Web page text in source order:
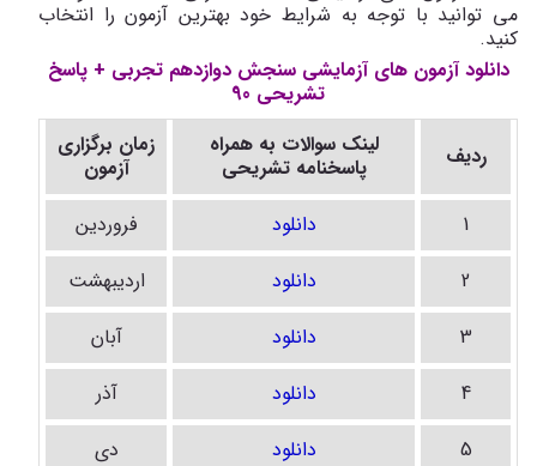
می توانید با توجه به شرایط خود بهترین آزمون را انتخاب
کنید.
دانلود آزمون های آزمایشی سنجش دوازدهم تجربی + پاسخ
تشریحی 90
ردیف
لینک سوالات به همراه
پاسخنامه تشریحی
زمان برگزاری
آزمون
1
دانلود
فروردین
2
دانلود
اردیبهشت
3
دانلود
آبان
4
دانلود
آذر
5
دانلود
دی